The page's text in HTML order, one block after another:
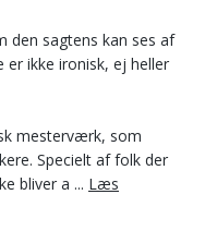
den sagtens kan ses af
er ikke ironisk, ej heller
mesterværk, som
Specielt af folk der
bliver a ... Læs